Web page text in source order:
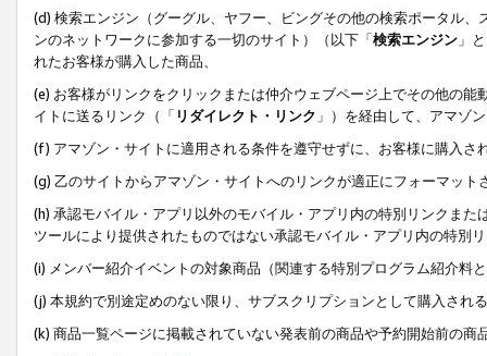
(d) 検索エンジン（グーグル、ヤフー、ビングその他の検索ポータル
ンのネットワークに参加する一切のサイト）（以下「検索エンジン 」
れたお客様が購入した商品、
(e) お客様がリンクをクリックまたは仲介ウェブページ上でその他の
イトに送るリンク（「 リダイレクト・リンク 」）を経由して、アマゾ
(f) アマゾン・サイトに適用される条件を遵守せずに、お客様に購入さ
(g) 乙のサイトからアマゾン・サイトへのリンクが適正にフォーマッ
(h) 承認モバイル・アプリ以外のモバイル・アプリ内の特別リンクま
ツールにより提供されたものではない承認モバイル・アプリ内の特別
(i) メンバー紹介イベントの対象商品（関連する特別プログラム紹介料
(j) 本規約で別途定めのない限り、サブスクリプションとして購入され
(k) 商品一覧ページに掲載されていない発表前の商品や予約開始前の商